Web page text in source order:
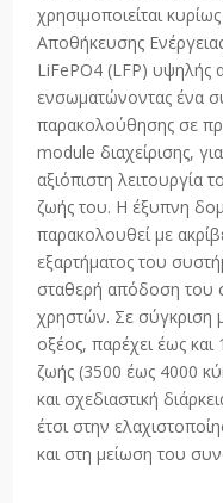
χρησιμοποιείται
Αποθήκευσης
LiFePO4 (LFP) υψηλής
ενσωματώνοντας ένα
παρακολούθησης σε
module διαχείρισης,
αξιόπιστη λειτουργία
ζωής του. Η έξυπνη
παρακολουθεί με
εξαρτήματος του
σταθερή απόδοση του
χρηστών. Σε σύγκριση
οξέος, παρέχει έως
ζωής (3500 έως 4000
και σχεδιαστική
έτσι στην
και στη μείωση του